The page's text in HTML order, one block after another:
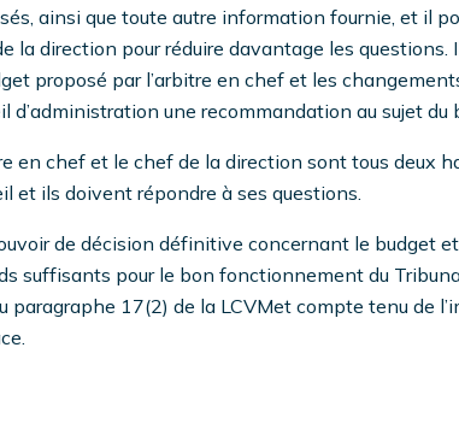
ainsi que toute autre information fournie, et il
la direction pour réduire davantage les questions.
proposé par l’arbitre en chef et les
d’administration une recommandation au sujet du
en chef et le chef de la direction sont tous deux
et ils doivent répondre à ses questions.
de décision définitive concernant le budget
suffisants pour le bon fonctionnement du
paragraphe 17(2) de la LCVMet compte tenu de